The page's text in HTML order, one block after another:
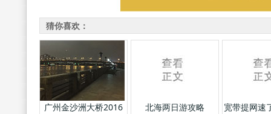
猜你喜欢：
广州金沙洲大桥2016 北海两日游攻略
宽带提网速